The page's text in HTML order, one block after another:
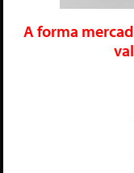
A forma